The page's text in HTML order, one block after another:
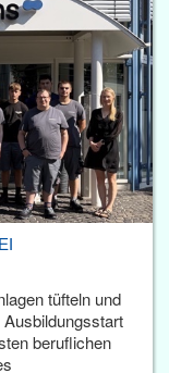
tüfteln und
beruflichen